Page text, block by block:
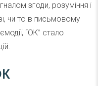
згоди, розуміння і
чи то в письмовому
“ОК” стало